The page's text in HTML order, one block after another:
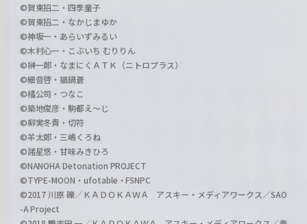
©賀東招二・四季童子
©賀東招二・なかじまゆか
©神坂一・あらいずみるい
©木村心一・こぶいち むりりん
©榊一郎・なまにくＡＴＫ（ニトロプラス）
©細音啓・猫鍋蒼
©橘公司・つなこ
©築地俊彦・駒都え～じ
©柳実冬貴・切符
©羊太郎・三嶋くろね
©諸星悠・甘味みきひろ
©NANOHA Detonation PROJECT
©TYPE-MOON・ufotable・FSNPC
©2017 川原 礫／ＫＡＤＯＫＡＷＡ アスキー・メディアワークス／SAO
-A Project